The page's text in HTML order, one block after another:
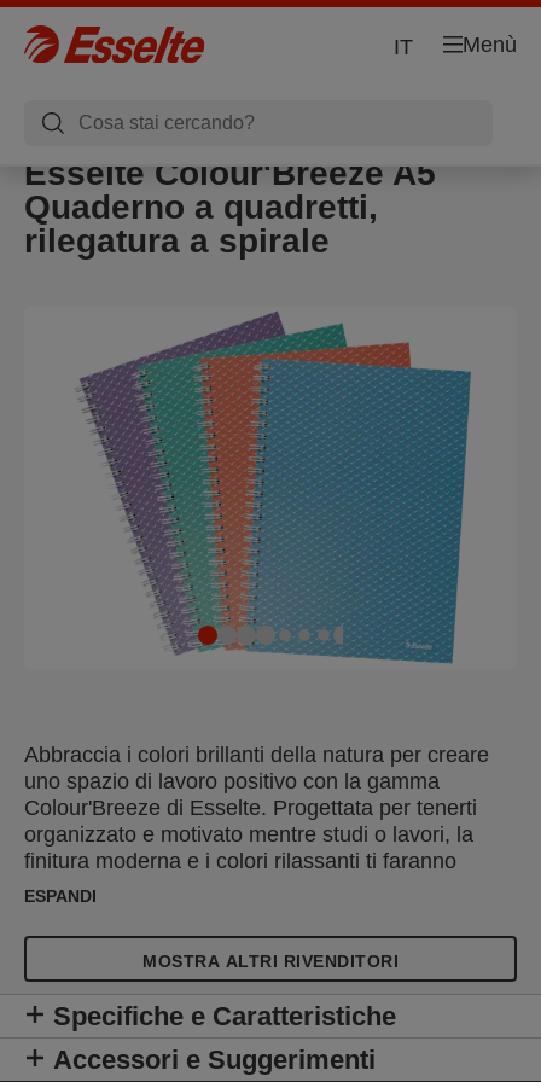
Menù
IT
Esselte Colour'Breeze A5
Quaderno a quadretti,
rilegatura a spirale
Abbraccia i colori brillanti della natura per creare
uno spazio di lavoro positivo con la gamma
Colour'Breeze di Esselte. Progettata per tenerti
organizzato e motivato mentre studi o lavori, la
finitura moderna e i colori rilassanti ti faranno
sognare la tua prossima avventura. Il quaderno
cartoncino e rilegato a doppia spirale è ideale per
prendere appunti ogni giorno a casa, a scuola o in
ufficio. Contiene 80 fogli a quadretti microperforati
e preperforati in modo che possano essere rimossi
e inseriti in un raccoglitore. 160 pagine con
margine esterno Può essere aperto a 360 gradi, il
ESPANDI
MOSTRA ALTRI RIVENDITORI
Specifiche e Caratteristiche
Accessori e Suggerimenti